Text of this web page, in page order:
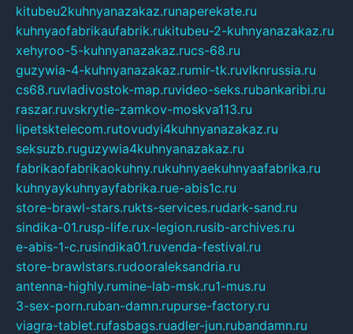
kitubeu2kuhnyanazakaz.runaperekate.ru
kuhnyaofabrikaufabrik.rukitubeu-2-kuhnyanazakaz.ru
xehyroo-5-kuhnyanazakaz.rucs-68.ru
guzywia-4-kuhnyanazakaz.rumir-tk.ruvlknrussia.ru
cs68.ruvladivostok-map.ruvideo-seks.rubankaribi.ru
raszar.ruvskrytie-zamkov-moskva113.ru
lipetsktelecom.rutovudyi4kuhnyanazakaz.ru
seksuzb.ruguzywia4kuhnyanazakaz.ru
fabrikaofabrikaokuhny.rukuhnyaekuhnyaafabrika.ru
kuhnyaykuhnyayfabrika.rue-abis1c.ru
store-brawl-stars.rukts-services.rudark-sand.ru
sindika-01.rusp-life.rux-legion.rusib-archives.ru
e-abis-1-c.rusindika01.ruvenda-festival.ru
store-brawlstars.rudooraleksandria.ru
antenna-highly.rumine-lab-msk.ru1-mus.ru
3-sex-porn.ruban-damn.rupurse-factory.ru
viagra-tablet.rufasbags.ruadler-jun.rubandamn.ru